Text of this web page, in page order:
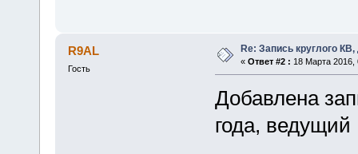
R9AL
Гость
Re: Запись круглого
« Ответ #2 : 18 Марта 2016,
Добавлена
года, ведущий